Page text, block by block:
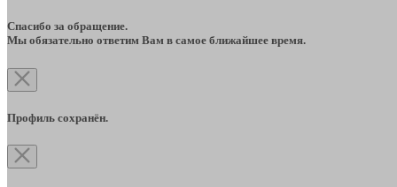
Спасибо за обращение.
Мы обязательно ответим Вам в самое ближайшее время.
Профиль сохранён.